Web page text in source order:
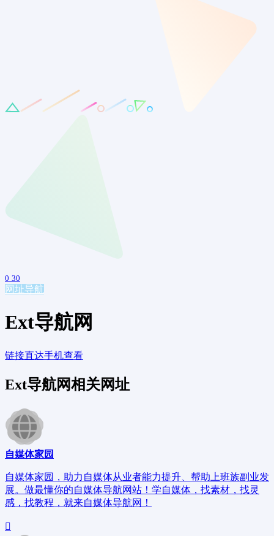
0 30
网址导航
Ext导航网
链接直达手机查看
Ext导航网相关网址
自媒体家园
自媒体家园，助力自媒体从业者能力提升、帮助上班族副业发
展。做最懂你的自媒体导航网站！学自媒体，找素材，找灵
感，找教程，就来自媒体导航网！